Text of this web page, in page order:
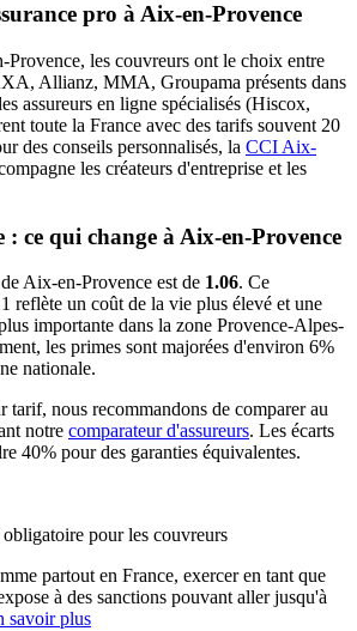
pro à Aix-en-Provence
Provence, les couvreurs ont le choix entre
Allianz, MMA, Groupama présents dans
assureurs en ligne spécialisés (Hiscox,
toute la France avec des tarifs souvent 20
des conseils personnalisés, la CCI Aix-
les créateurs d'entreprise et les
ce qui change à Aix-en-Provence
Aix-en-Provence est de 1.06. Ce
reflète un coût de la vie plus élevé et une
importante dans la zone Provence-Alpes-
les primes sont majorées d'environ 6%
nationale.
tarif, nous recommandons de comparer au
notre comparateur d'assureurs. Les écarts
40% pour des garanties équivalentes.
pour les couvreurs
partout en France, exercer en tant que
à des sanctions pouvant aller jusqu'à
savoir plus